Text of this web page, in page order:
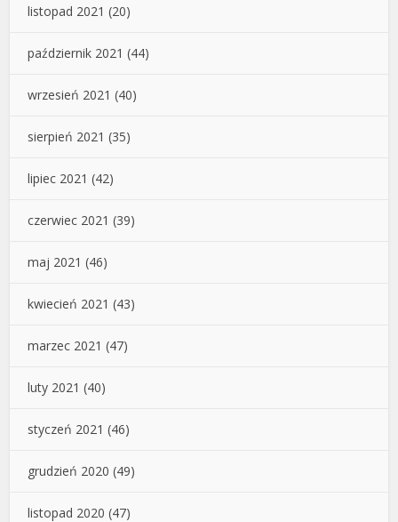
listopad 2021 (20)
październik 2021 (44)
wrzesień 2021 (40)
sierpień 2021 (35)
lipiec 2021 (42)
czerwiec 2021 (39)
maj 2021 (46)
kwiecień 2021 (43)
marzec 2021 (47)
luty 2021 (40)
styczeń 2021 (46)
grudzień 2020 (49)
listopad 2020 (47)